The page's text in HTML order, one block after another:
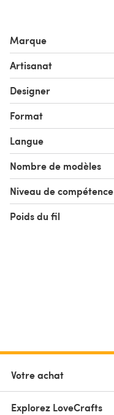
Marque
Artisanat
Designer
Format
Langue
Nombre de modèles
Niveau de compétence
Poids du fil
Votre achat
Explorez LoveCrafts